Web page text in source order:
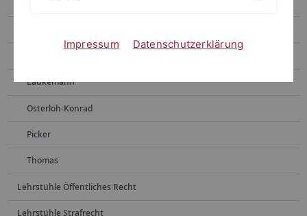
Laukemann
Osterloh-Konrad
Picker
Thomas
Lehrstühle Öffentliches Recht
Lehrstühle Strafrecht
Impressum Datenschutzerklärung